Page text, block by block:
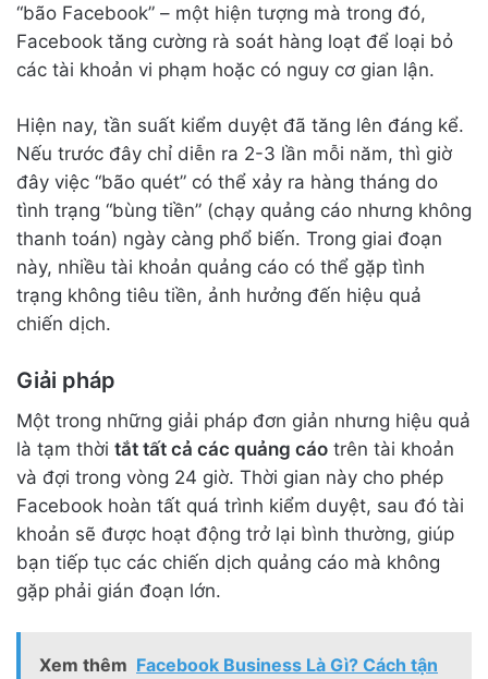
“bão Facebook” – một hiện tượng mà trong đó,
Facebook tăng cường rà soát hàng loạt để loại bỏ
các tài khoản vi phạm hoặc có nguy cơ gian lận.
Hiện nay, tần suất kiểm duyệt đã tăng lên đáng kể.
Nếu trước đây chỉ diễn ra 2-3 lần mỗi năm, thì giờ
đây việc “bão quét” có thể xảy ra hàng tháng do
tình trạng “bùng tiền” (chạy quảng cáo nhưng không
thanh toán) ngày càng phổ biến. Trong giai đoạn
này, nhiều tài khoản quảng cáo có thể gặp tình
trạng không tiêu tiền, ảnh hưởng đến hiệu quả
chiến dịch.
Giải pháp
Một trong những giải pháp đơn giản nhưng hiệu quả
là tạm thời tắt tất cả các quảng cáo trên tài khoản
và đợi trong vòng 24 giờ. Thời gian này cho phép
Facebook hoàn tất quá trình kiểm duyệt, sau đó tài
khoản sẽ được hoạt động trở lại bình thường, giúp
bạn tiếp tục các chiến dịch quảng cáo mà không
gặp phải gián đoạn lớn.
Xem thêm Facebook Business Là Gì? Cách tận